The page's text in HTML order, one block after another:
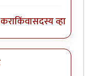
किंवासदस्य व्हा